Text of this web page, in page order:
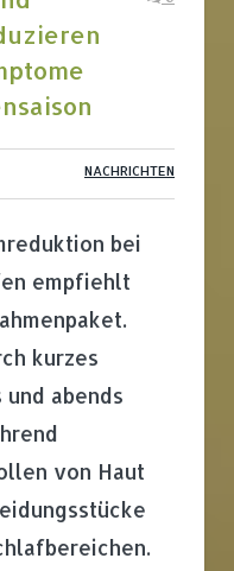
NACHRICHTEN
bei
empfiehlt
kurzes
abends
von Haut